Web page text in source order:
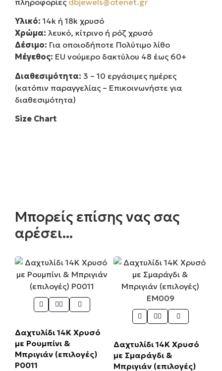
Υλικό: 14k ή 18k χρυσό
Χρώμα: λευκό, κίτρινο ή ρόζ χρυσό
Δέσιμο: Για οποιοδήποτε Πολύτιμο λίθο
Μέγεθος: EU νούμερο δακτύλου 48 έως 60+
Διαθεσιμότητα: 3 – 10 εργάσιμες ημέρες
(κατόπιν παραγγελίας – Επικοινωνήστε για
διαθεσιμότητα)
Size Chart
Μπορείς επίσης νας σας
αρέσει...
Δαχτυλίδι 14Κ Χρυσό
με Ρουμπίνι &
Μπριγιάν (επιλογές)
Ρ0011
Δαχτυλίδι 14Κ Χρυσό
με Σμαράγδι &
Μπριγιάν (επιλογές)